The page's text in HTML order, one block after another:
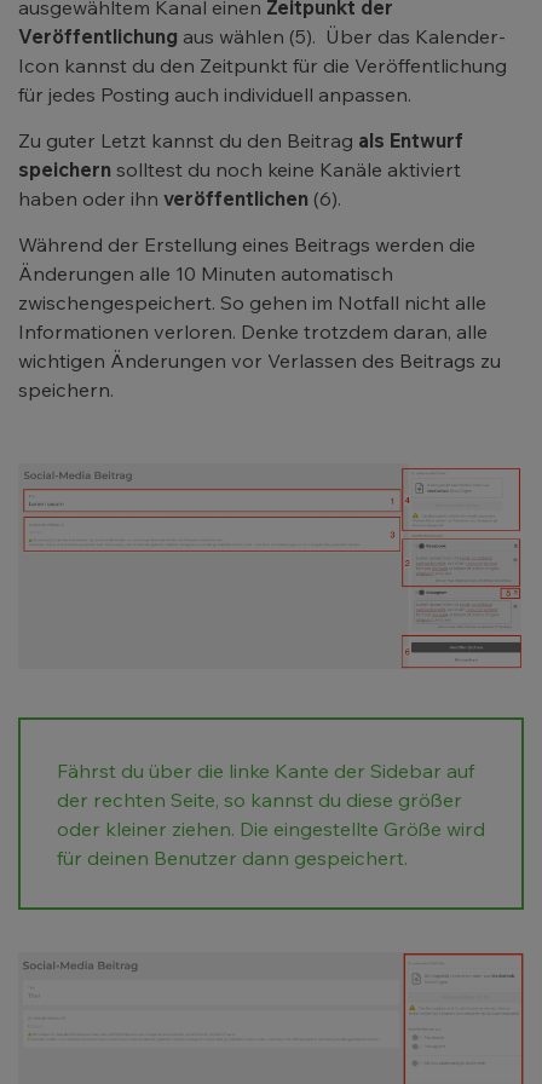
ausgewähltem Kanal einen Zeitpunkt der
Veröffentlichung aus wählen (5). Über das Kalender-
Icon kannst du den Zeitpunkt für die Veröffentlichung
für jedes Posting auch individuell anpassen.
Zu guter Letzt kannst du den Beitrag als Entwurf
speichern solltest du noch keine Kanäle aktiviert
haben oder ihn veröffentlichen (6).
Während der Erstellung eines Beitrags werden die
Änderungen alle 10 Minuten automatisch
zwischengespeichert. So gehen im Notfall nicht alle
Informationen verloren. Denke trotzdem daran, alle
wichtigen Änderungen vor Verlassen des Beitrags zu
speichern.
Fährst du über die linke Kante der Sidebar auf
der rechten Seite, so kannst du diese größer
oder kleiner ziehen. Die eingestellte Größe wird
für deinen Benutzer dann gespeichert.